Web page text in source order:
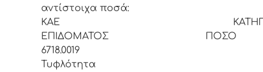
αντίστοιχα ποσά:
ΚΑΕ
ΕΠΙΔΟΜΑΤΟΣ ΠΟΣΟ